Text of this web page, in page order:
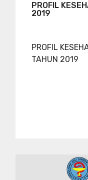
PROFIL
2019
PROFIL
TAHUN 2019